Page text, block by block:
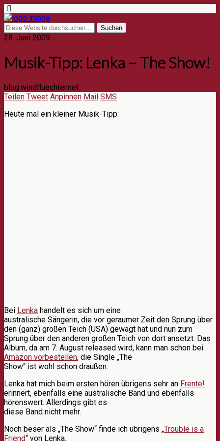
28. Juni 2009
Musik-Tipp: Lenka – The Show!
blog.windfluechter.net
Teilen Tweet Anpinnen Mail SMS
Heute mal ein kleiner Musik-Tipp:
Bei Lenka handelt es sich um eine
australische Sängerin, die vor geraumer Zeit den Sprung über
den (ganz) großen Teich (USA) gewagt hat und nun zum
Sprung über den anderen großen Teich von dort ansetzt. Das
Album, da am 7. August released wird, kann man schon bei
Amazon vorbestellen, die Single „The
Show“ ist wohl schon draußen.
Lenka hat mich beim ersten hören übrigens sehr an Frente!
erinnert, ebenfalls eine australische Band und ebenfalls
hörenswert. Allerdings gibt es
diese Band nicht mehr.
Noch beser als „The Show“ finde ich übrigens „Trouble is a
Friend“ von Lenka.